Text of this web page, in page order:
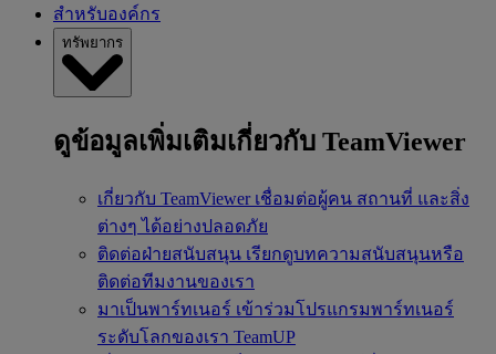
สำหรับองค์กร
ทรัพยากร
ดูข้อมูลเพิ่มเติมเกี่ยวกับ TeamViewer
เกี่ยวกับ TeamViewer เชื่อมต่อผู้คน สถานที่ และสิ่ง
ต่างๆ ได้อย่างปลอดภัย
ติดต่อฝ่ายสนับสนุน เรียกดูบทความสนับสนุนหรือ
ติดต่อทีมงานของเรา
มาเป็นพาร์ทเนอร์ เข้าร่วมโปรแกรมพาร์ทเนอร์
ระดับโลกของเรา TeamUP